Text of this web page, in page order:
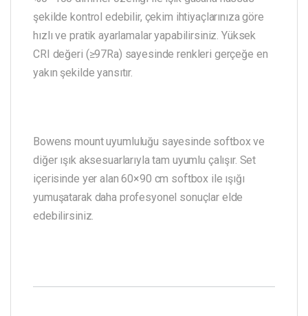
şekilde kontrol edebilir, çekim ihtiyaçlarınıza göre
hızlı ve pratik ayarlamalar yapabilirsiniz. Yüksek
CRI değeri (≥97Ra) sayesinde renkleri gerçeğe en
yakın şekilde yansıtır.
Bowens mount uyumluluğu sayesinde softbox ve
diğer ışık aksesuarlarıyla tam uyumlu çalışır. Set
içerisinde yer alan 60×90 cm softbox ile ışığı
yumuşatarak daha profesyonel sonuçlar elde
edebilirsiniz.